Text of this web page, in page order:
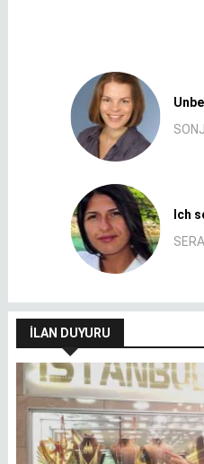
Ich
İLAN DUYURU